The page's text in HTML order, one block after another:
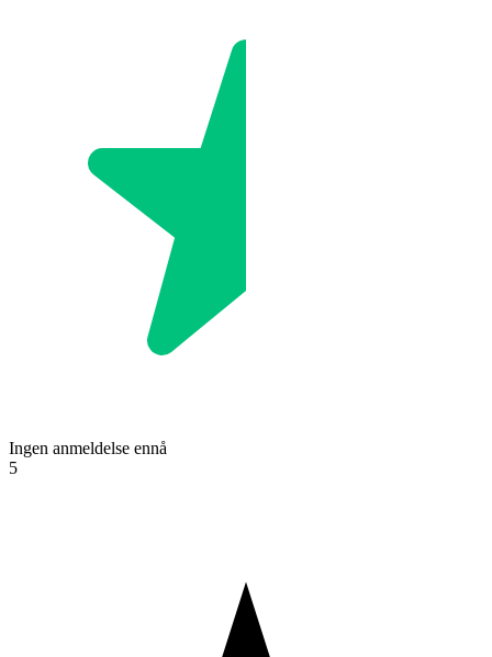
Ingen anmeldelse ennå
5